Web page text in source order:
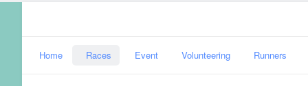
Home Races Event Volunteering Runners